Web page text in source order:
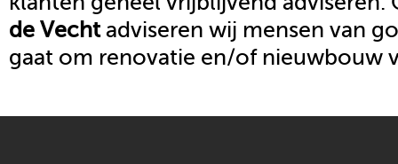
de Vechtadviseren wij mensen van
gaat om renovatie en/of nieuwbouw